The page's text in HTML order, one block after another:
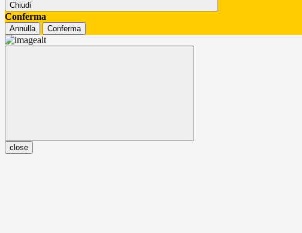
Chiudi
Conferma
Annulla Conferma
close